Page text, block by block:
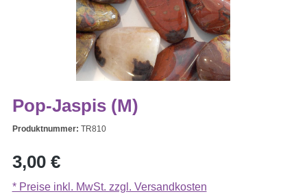
Pop-Jaspis (M)
Produktnummer: TR810
Regulärer Preis:
3,00 €
* Preise inkl. MwSt. zzgl. Versandkosten